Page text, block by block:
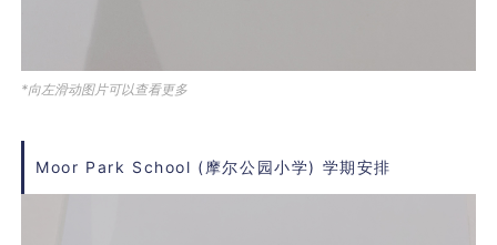
*向左滑动图片可以查看更多
Moor Park School (摩尔公园小学) 学期安排